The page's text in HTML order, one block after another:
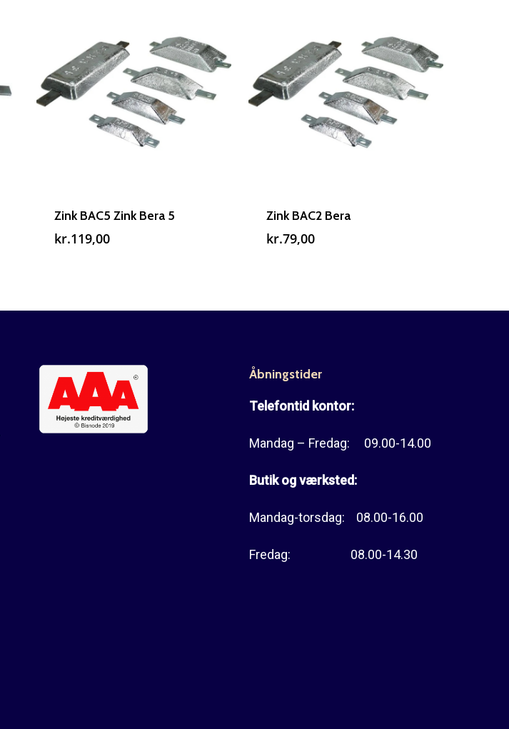
Zink BAC5 Zink Bera 5
kr.119,00
Zink BAC2 Bera
kr.79,00
Åbningstider
Telefontid kontor:
Mandag – Fredag: 09.00-14.00
Butik og værksted:
Mandag-torsdag: 08.00-16.00
Fredag: 08.00-14.30